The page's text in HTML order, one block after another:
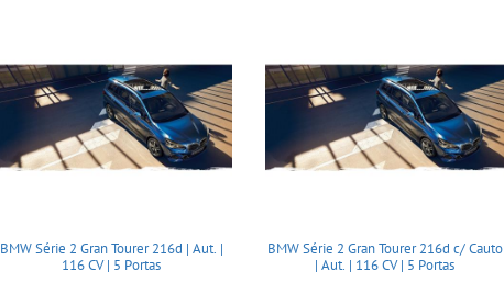
BMW Série 2 Gran Tourer 216d | Aut. |
116 CV | 5 Portas
BMW Série 2 Gran Tourer 216d c/ Cauto
| Aut. | 116 CV | 5 Portas